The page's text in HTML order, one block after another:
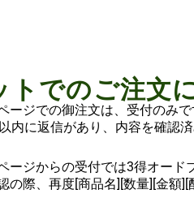
トでのご注文
ージでの御注文は、受付のみで
内に返信があり、内容を確認
ージからの受付では3得オード
の際、再度[商品名][数量][金額